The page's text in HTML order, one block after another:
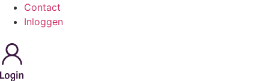
Contact
Inloggen